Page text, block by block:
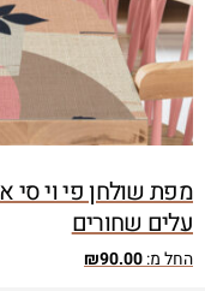
מפת שולחן פי וי
עלים שחורים
החל מ: ₪90.00